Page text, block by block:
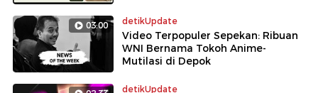
03:00 detikUpdate
Video Terpopuler Sepekan: Ribuan
WNI Bernama Tokoh Anime-
Mutilasi di Depok
detikUpdate